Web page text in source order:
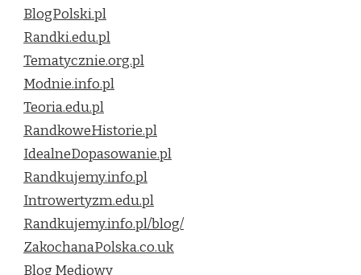
BlogPolski.pl
Randki.edu.pl
Tematycznie.org.pl
Modnie.info.pl
Teoria.edu.pl
RandkoweHistorie.pl
IdealneDopasowanie.pl
Randkujemy.info.pl
Introwertyzm.edu.pl
Randkujemy.info.pl/blog/
ZakochanaPolska.co.uk
Blog Mediowy